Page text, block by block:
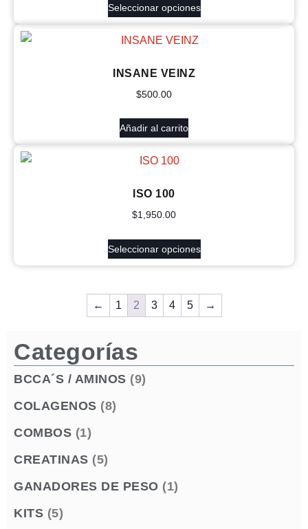
Categorías
BCCA´S / AMINOS (9)
COLAGENOS (8)
COMBOS (1)
CREATINAS (5)
GANADORES DE PESO (1)
KITS (5)
Seleccionar opciones
INSANE VEINZ
$500.00
Añadir al carrito
ISO 100
$1,950.00
Seleccionar opciones
← 1 2 3 4 5 →